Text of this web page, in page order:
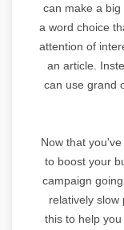
can make a
a word choice
attention of
an article.
can use grand
Now that
to boost your
campaign
relatively slow
this to help